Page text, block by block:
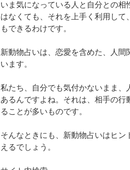
いま気になっている人と自分との
はなくても、それを上手く利用して
もできるわけです。
新動物占いは、恋愛を含めた、人
います。
私たち、自分でも気付かないまま
あるんですよね。それは、相手の
ることが多いものです。
そんなときにも、新動物占いはヒ
えるでしょう。